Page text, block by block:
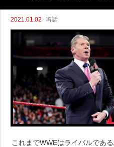
2021.01.02 噂話
これまでWWEはライバルであ